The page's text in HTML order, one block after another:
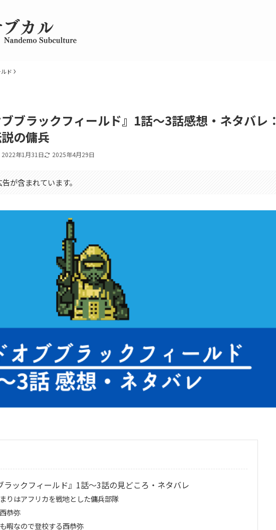
ド
ブブラックフィールド』1話～3話感想・ネタバレ：
の傭兵
2022年1月31日 2025年4月29日
が含まれています。
ラックフィールド』1話～3話の見どころ・ネタバレ
りはアフリカを戦地とした傭兵部隊
恭弥
暇なので登校する西恭弥